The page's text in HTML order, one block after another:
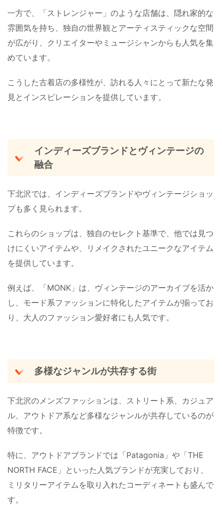
一方で、「ストレンジャー」のような店舗は、隠れ家的な
雰囲気を持ち、独自の世界観とアーティスティックな空間
が広がり、クリエイターやミュージシャンからも人気を集
めています。
こうした古着店の多様性が、訪れる人々にとって新たな発
見とインスピレーションを提供しています。
インディーズブランドとヴィンテージの
融合
下北沢では、インディーズブランドやヴィンテージショッ
プも多く見られます。
これらのショップは、独自のセレクト基準で、他では見つ
けにくいアイテムや、リメイクされたユニークなアイテム
を提供しています。
例えば、「MONK」は、ヴィンテージのアーカイブを活か
し、モード系ファッションに特化したアイテムが揃ってお
り、大人のファッション愛好者にも人気です。
多様なジャンルが共存する街
下北沢のメンズファッションは、ストリート系、カジュア
ル、アウトドア系など多様なジャンルが共存しているのが
特徴です。
特に、アウトドアブランドでは「Patagonia」や「THE
NORTH FACE」といった人気ブランドが充実しており、
ミリタリーアイテムを取り入れたコーディネートも盛んで
す。